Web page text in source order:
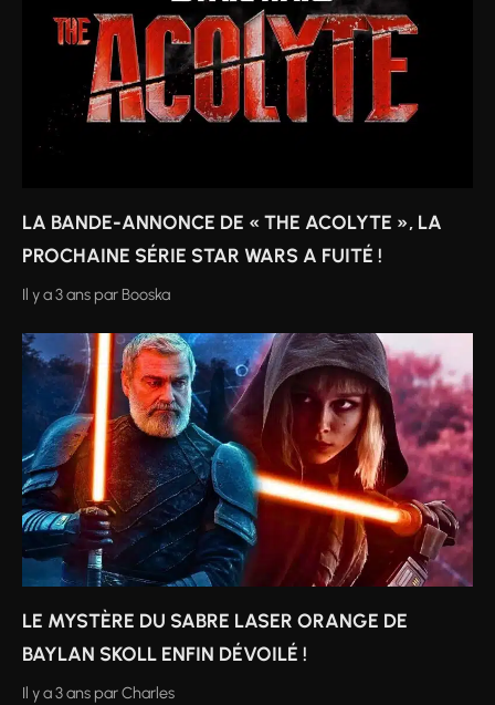
LA BANDE-ANNONCE DE « THE ACOLYTE », LA
PROCHAINE SÉRIE STAR WARS A FUITÉ !
Il y a 3 ans par Booska
LE MYSTÈRE DU SABRE LASER ORANGE DE
BAYLAN SKOLL ENFIN DÉVOILÉ !
Il y a 3 ans parCharles